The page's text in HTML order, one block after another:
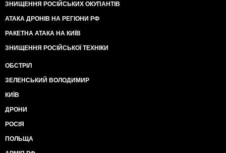
ЗНИЩЕННЯ РОСІЙСЬКИХ ОКУПАНТІВ
АТАКА ДРОНІВ НА РЕГІОНИ РФ
РАКЕТНА АТАКА НА КИЇВ
ЗНИЩЕННЯ РОСІЙСЬКОЇ ТЕХНІКИ
ОБСТРІЛ
ЗЕЛЕНСЬКИЙ ВОЛОДИМИР
КИЇВ
ДРОНИ
РОСІЯ
ПОЛЬЩА